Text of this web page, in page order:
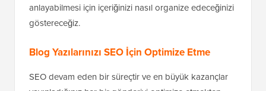
anlayabilmesi için içeriğinizi nasıl organize edeceğinizi
göstereceğiz.
Blog Yazılarınızı SEO İçin Optimize Etme
SEO devam eden bir süreçtir ve en büyük kazançlar